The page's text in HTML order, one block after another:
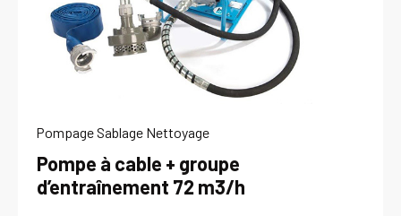
Pompage Sablage Nettoyage
Pompe à cable + groupe
d’entraînement 72 m3/h